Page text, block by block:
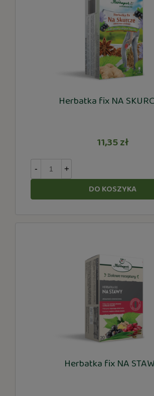
Herbatka fix NA
11,35 zł
- +
DO KOSZYKA
Herbatka fix NA